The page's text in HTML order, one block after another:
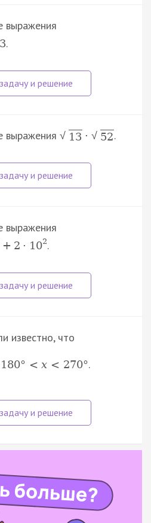
выражения
3.
выражения √ 13 · √ 52.
выражения
+ 2 · 102.
известно, что
180° < x < 270°.